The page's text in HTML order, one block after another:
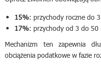
15%: przychody roczne do
17%: przychody od 3 do 50
Mechanizm ten zapewnia
obciążenia podatkowe w fazie